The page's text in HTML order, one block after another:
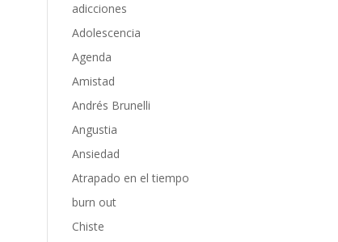
adicciones
Adolescencia
Agenda
Amistad
Andrés Brunelli
Angustia
Ansiedad
Atrapado en el tiempo
burn out
Chiste